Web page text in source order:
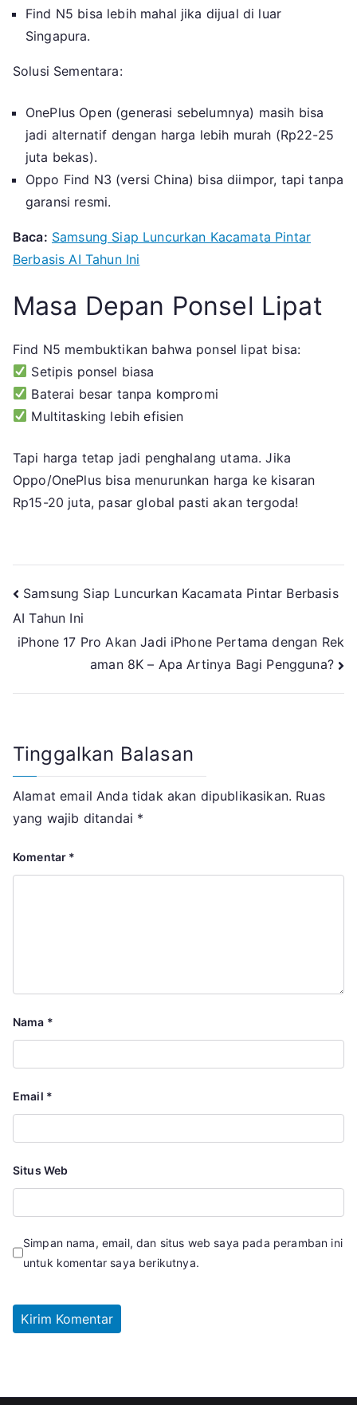
Find N5 bisa lebih mahal jika dijual di luar
Singapura.
Solusi Sementara:
OnePlus Open (generasi sebelumnya) masih bisa
jadi alternatif dengan harga lebih murah (Rp22-25
juta bekas).
Oppo Find N3 (versi China) bisa diimpor, tapi tanpa
garansi resmi.
Baca: Samsung Siap Luncurkan Kacamata Pintar
Berbasis AI Tahun Ini
Masa Depan Ponsel Lipat
Find N5 membuktikan bahwa ponsel lipat bisa:
Setipis ponsel biasa
Baterai besar tanpa kompromi
Multitasking lebih efisien
Tapi harga tetap jadi penghalang utama. Jika
Oppo/OnePlus bisa menurunkan harga ke kisaran
Rp15-20 juta, pasar global pasti akan tergoda!
Navigasi
pos
Samsung Siap Luncurkan Kacamata Pintar Berbasis
AI Tahun Ini
iPhone 17 Pro Akan Jadi iPhone Pertama dengan Rek
aman 8K – Apa Artinya Bagi Pengguna?
Tinggalkan Balasan
Alamat email Anda tidak akan dipublikasikan. Ruas
yang wajib ditandai *
Komentar *
Nama *
Email *
Situs Web
Simpan nama, email, dan situs web saya pada peramban ini
untuk komentar saya berikutnya.